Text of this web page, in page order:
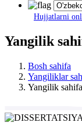
Hujjatlarni
Yangilik
Bosh sahifa
Yangiliklar
Yangilik